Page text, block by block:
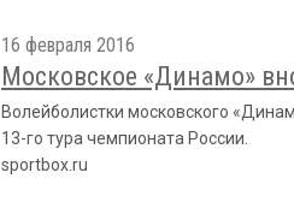
16 февраля 2016
Московское «Динамо»
Волейболистки московского
13-го тура чемпионата России.
sportbox.ru